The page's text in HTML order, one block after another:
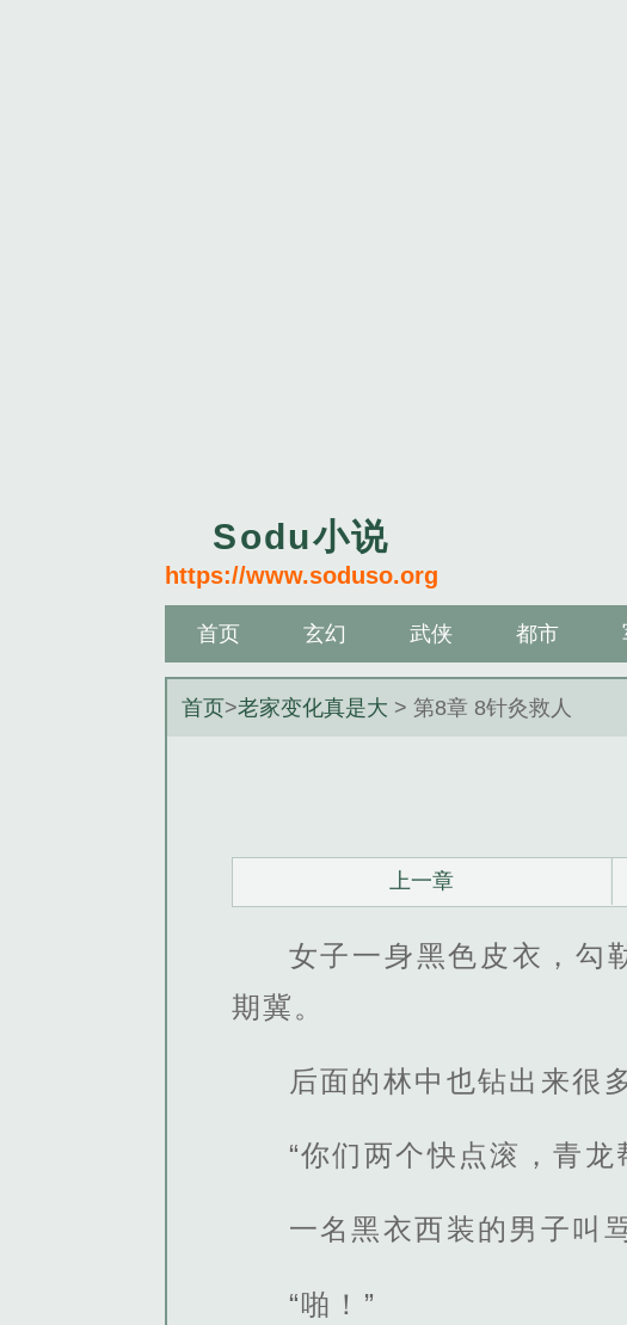
Sodu小说
https://www.soduso.org
首页 玄幻 武侠 都市
首页>老家变化真是大 > 第8章 8针灸救人
上一章
女子一身黑色皮衣，勾
期冀。
后面的林中也钻出来很
“你们两个快点滚，青
一名黑衣西装的男子叫
“啪！”